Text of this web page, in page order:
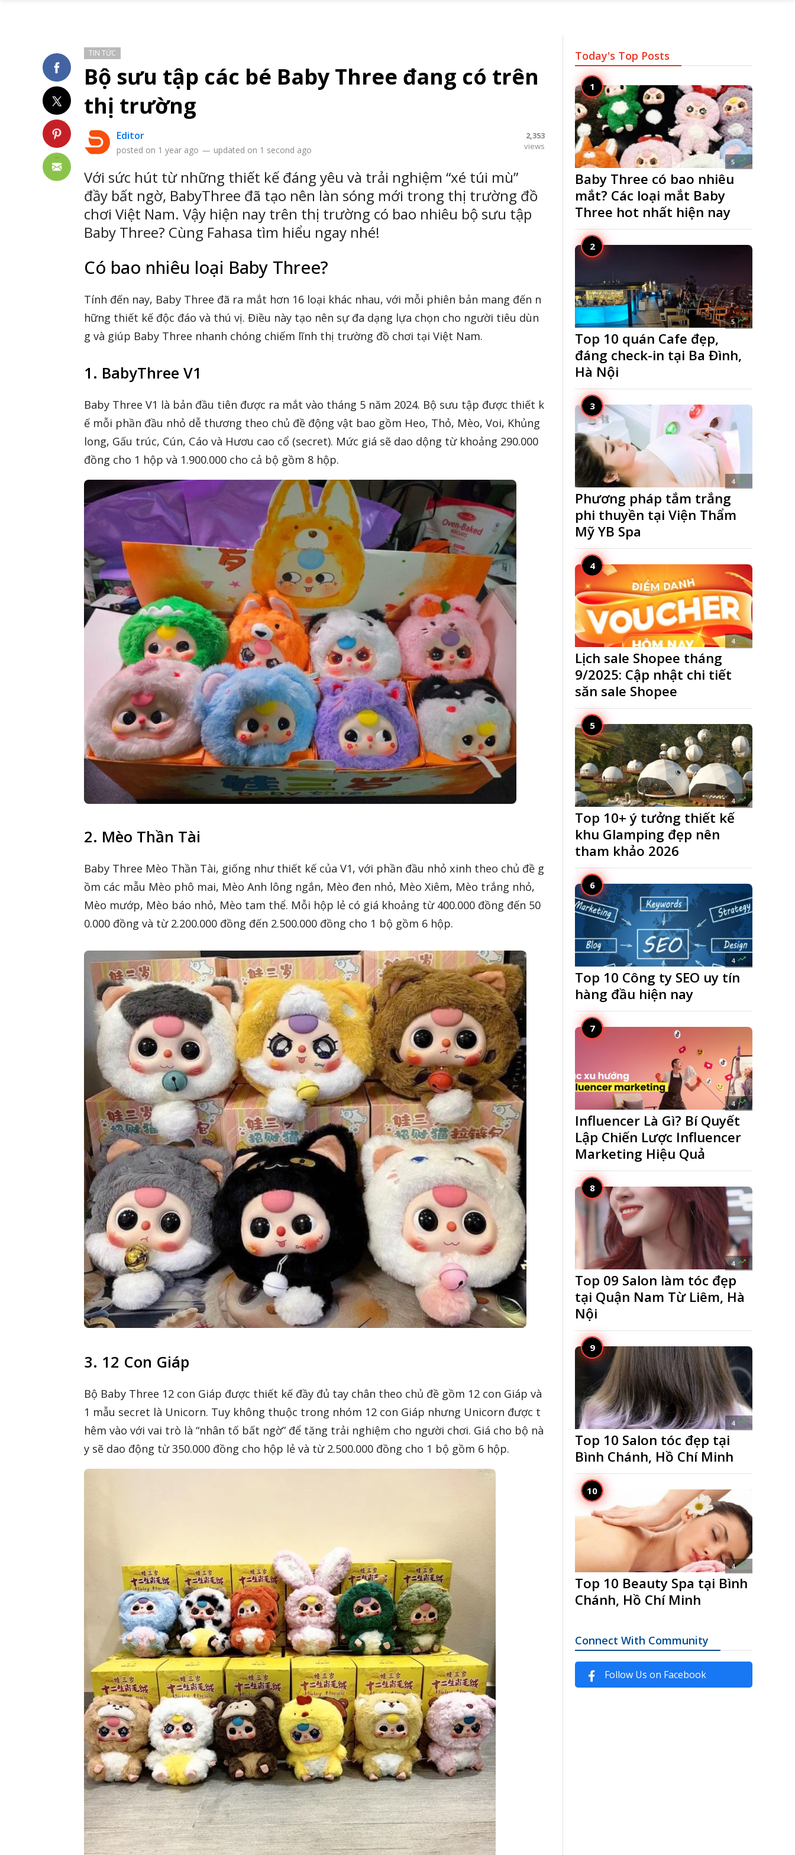
TIN TỨC
Bộ sưu tập các bé Baby Three đang có trên
thị trường
Editor
posted on 1 year ago — updated on 1 second ago
2,353
views
Với sức hút từ những thiết kế đáng yêu và trải nghiệm “xé túi mù”
đầy bất ngờ, BabyThree đã tạo nên làn sóng mới trong thị trường đồ
chơi Việt Nam. Vậy hiện nay trên thị trường có bao nhiêu bộ sưu tập
Baby Three? Cùng Fahasa tìm hiểu ngay nhé!
Có bao nhiêu loại Baby Three?
Tính đến nay, Baby Three đã ra mắt hơn 16 loại khác nhau, với mỗi phiên bản mang đến n
hững thiết kế độc đáo và thú vị. Điều này tạo nên sự đa dạng lựa chọn cho người tiêu dùn
g và giúp Baby Three nhanh chóng chiếm lĩnh thị trường đồ chơi tại Việt Nam.
1. BabyThree V1
Baby Three V1 là bản đầu tiên được ra mắt vào tháng 5 năm 2024. Bộ sưu tập được thiết k
ế mỗi phần đầu nhỏ dễ thương theo chủ đề động vật bao gồm Heo, Thỏ, Mèo, Voi, Khủng
long, Gấu trúc, Cún, Cáo và Hươu cao cổ (secret). Mức giá sẽ dao dộng từ khoảng 290.000
đồng cho 1 hộp và 1.900.000 cho cả bộ gồm 8 hộp.
2. Mèo Thần Tài
Baby Three Mèo Thần Tài, giống như thiết kế của V1, với phần đầu nhỏ xinh theo chủ đề g
ồm các mẫu Mèo phô mai, Mèo Anh lông ngắn, Mèo đen nhỏ, Mèo Xiêm, Mèo trắng nhỏ,
Mèo mướp, Mèo báo nhỏ, Mèo tam thể. Mỗi hộp lẻ có giá khoảng từ 400.000 đồng đến 50
0.000 đồng và từ 2.200.000 đồng đến 2.500.000 đồng cho 1 bộ gồm 6 hộp.
3. 12 Con Giáp
Bộ Baby Three 12 con Giáp được thiết kế đầy đủ tay chân theo chủ đề gồm 12 con Giáp và
1 mẫu secret là Unicorn. Tuy không thuộc trong nhóm 12 con Giáp nhưng Unicorn được t
hêm vào với vai trò là “nhân tố bất ngờ” để tăng trải nghiệm cho người chơi. Giá cho bộ nà
y sẽ dao động từ 350.000 đồng cho hộp lẻ và từ 2.500.000 đồng cho 1 bộ gồm 6 hộp.
Today's Top Posts
5 
Baby Three có bao nhiêu
mắt? Các loại mắt Baby
Three hot nhất hiện nay
5 
Top 10 quán Cafe đẹp,
đáng check-in tại Ba Đình,
Hà Nội
4 
Phương pháp tắm trắng
phi thuyền tại Viện Thẩm
Mỹ YB Spa
4 
Lịch sale Shopee tháng
9/2025: Cập nhật chi tiết
săn sale Shopee
4 
Top 10+ ý tưởng thiết kế
khu Glamping đẹp nên
tham khảo 2026
4 
Top 10 Công ty SEO uy tín
hàng đầu hiện nay
4 
Influencer Là Gì? Bí Quyết
Lập Chiến Lược Influencer
Marketing Hiệu Quả
4 
Top 09 Salon làm tóc đẹp
tại Quận Nam Từ Liêm, Hà
Nội
4 
Top 10 Salon tóc đẹp tại
Bình Chánh, Hồ Chí Minh
4 
Top 10 Beauty Spa tại Bình
Chánh, Hồ Chí Minh
Connect With Community
Follow Us on Facebook